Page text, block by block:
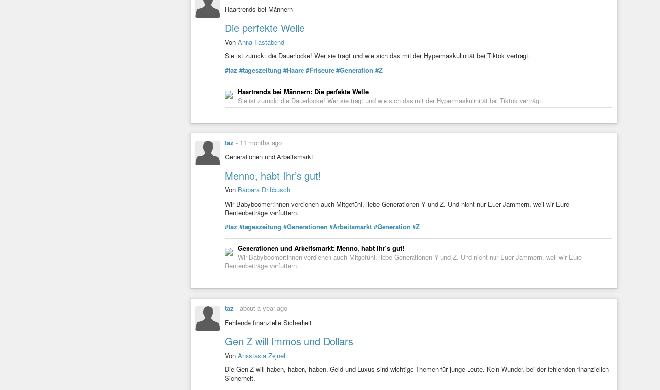
Haartrends bei Männern
Die perfekte Welle
Von Anna Fastabend
Sie ist zurück: die Dauerlocke! Wer sie trägt und wie sich das mit der Hypermaskulinität bei Tiktok verträgt.
#taz #tageszeitung #Haare #Friseure #Generation #Z
Haartrends bei Männern: Die perfekte Welle
Sie ist zurück: die Dauerlocke! Wer sie trägt und wie sich das mit der Hypermaskulinität bei Tiktok verträgt.
taz - 11 months ago
Generationen und Arbeitsmarkt
Menno, habt Ihr’s gut!
Von Barbara Dribbusch
Wir Ba­by­boo­me­r:in­nen verdienen auch Mitgefühl, liebe Generationen Y und Z. Und nicht nur Euer Jammern, weil wir Eure
Rentenbeiträge verfuttern.
#taz #tageszeitung #Generationen #Arbeitsmarkt #Generation #Z
Generationen und Arbeitsmarkt: Menno, habt Ihr’s gut!
Wir Ba­by­boo­me­r:in­nen verdienen auch Mitgefühl, liebe Generationen Y und Z. Und nicht nur Euer Jammern, weil wir Eure
Rentenbeiträge verfuttern.
taz - about a year ago
Fehlende finanzielle Sicherheit
Gen Z will Immos und Dollars
Von Anastasia Zejneli
Die Gen Z will haben, haben, haben. Geld und Luxus sind wichtige Themen für junge Leute. Kein Wunder, bei der fehlenden finanziellen
Sicherheit.